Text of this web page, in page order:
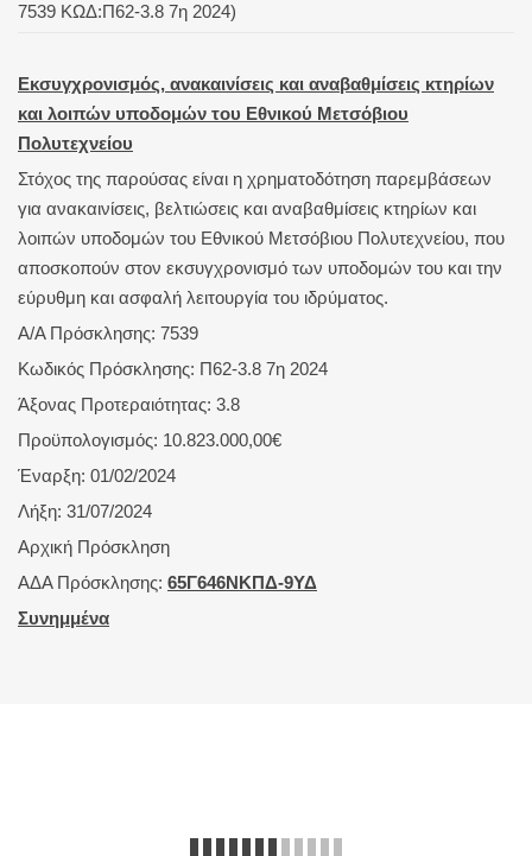
7539 ΚΩΔ:Π62-3.8 7η 2024)
Εκσυγχρονισμός, ανακαινίσεις και αναβαθμίσεις κτηρίων
και λοιπών υποδομών του Εθνικού Μετσόβιου
Πολυτεχνείου
Στόχος της παρούσας είναι η χρηματοδότηση παρεμβάσεων
για ανακαινίσεις, βελτιώσεις και αναβαθμίσεις κτηρίων και
λοιπών υποδομών του Εθνικού Μετσόβιου Πολυτεχνείου, που
αποσκοπούν στον εκσυγχρονισμό των υποδομών του και την
εύρυθμη και ασφαλή λειτουργία του ιδρύματος.
Α/Α Πρόσκλησης: 7539
Κωδικός Πρόσκλησης: Π62-3.8 7η 2024
Άξονας Προτεραιότητας: 3.8
Προϋπολογισμός: 10.823.000,00€
Έναρξη: 01/02/2024
Λήξη: 31/07/2024
Αρχική Πρόσκληση
ΑΔΑ Πρόσκλησης: 65Γ646ΝΚΠΔ-9ΥΔ
Συνημμένα